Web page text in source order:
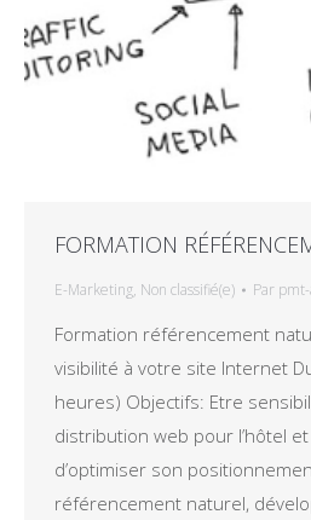
FORMATION
E-Marketing, Non classifié(e) Par
Formation référencement
visibilité à votre site Internet
heures) Objectifs: Etre
distribution web pour l’hôtel
d’optimiser son
référencement naturel,